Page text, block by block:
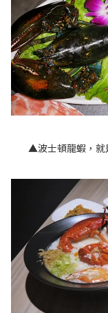
▲波士頓龍蝦，就